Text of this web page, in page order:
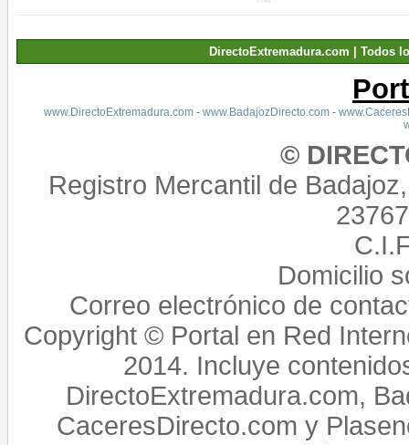
DirectoExtremadura.com | Todos
www.DirectoExtremadura.com- www.BadajozDirecto.com-
©
Registro Mercantil de
Domicilio
Correo electrónico de
Copyright © Portal en Red
2014. Incluye
DirectoExtremadura.com,
CaceresDirecto.com y